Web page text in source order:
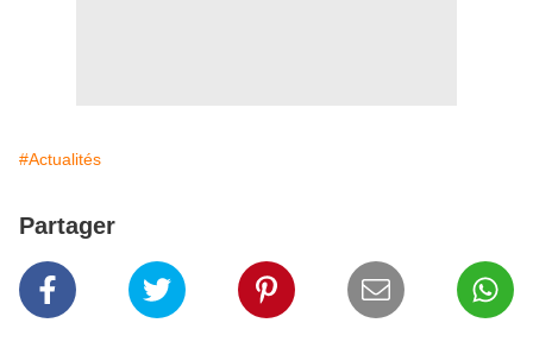
#Actualités
Partager